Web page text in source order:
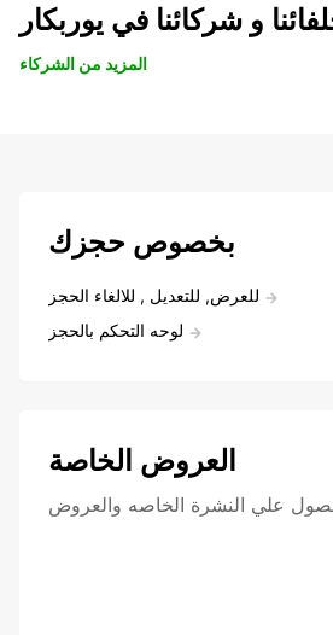
و شركائنا في يوربكار
المزيد من الشركاء
بخصوص حجزك
للعرض, للتعديل , للالغاء الحجز
لوحه التحكم بالحجز
العروض الخاصة
علي النشرة الخاصه والعروض